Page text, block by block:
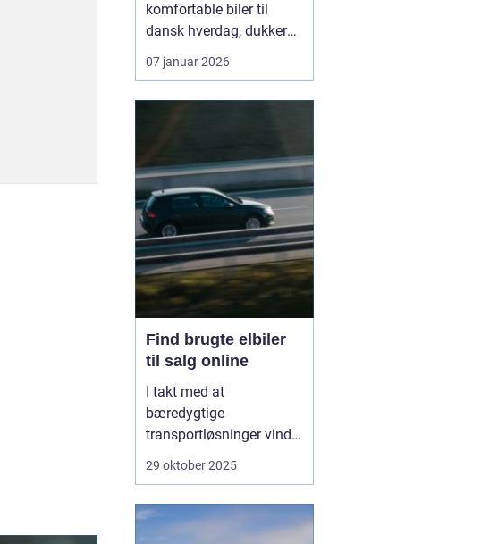
komfortable biler til
dansk hverdag, dukker
Volvo næsten altid op.
Bilmærket har i årtier
holdbarhed. I dag er
fokus udvide...
07 januar 2026
Find brugte elbiler
til salg online
I takt med at
bæredygtige
transportløsninger vinder
frem, ser flere og flere
alternativ til
29 oktober 2025